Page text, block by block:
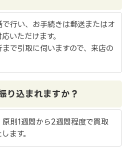
行い、お手続きは郵送またはオ
いただけます。
で引取に伺いますので、来店の
り込まれますか？
則1週間から2週間程度で買取
ます。